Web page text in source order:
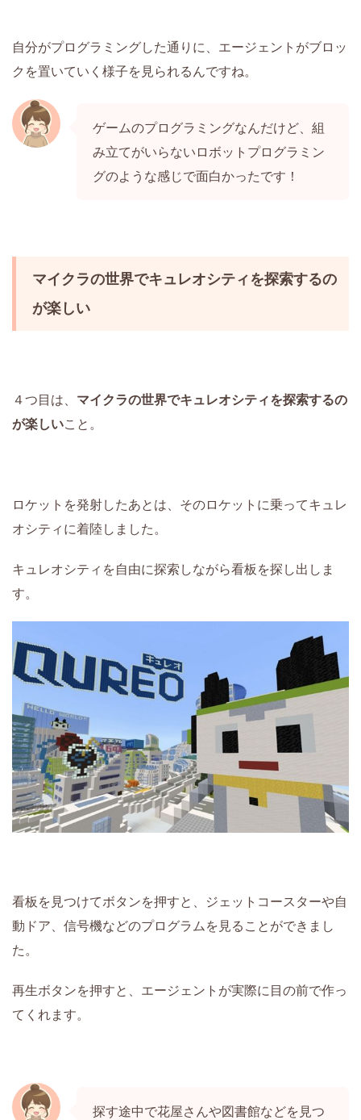
自分がプログラミングした通りに、エージェントがブロッ
クを置いていく様子を見られるんですね。
ゲームのプログラミングなんだけど、組
み立てがいらないロボットプログラミン
グのような感じで面白かったです！
マイクラの世界でキュレオシティを探索するの
が楽しい
４つ目は、 マイクラの世界でキュレオシティを探索するの
が楽しいこと。
ロケットを発射したあとは、そのロケットに乗ってキュレ
オシティに着陸しました。
キュレオシティを自由に探索しながら看板を探し出しま
す。
看板を見つけてボタンを押すと、ジェットコースターや自
動ドア、信号機などのプログラムを見ることができまし
た。
再生ボタンを押すと、エージェントが実際に目の前で作っ
てくれます。
探す途中で花屋さんや図書館などを見つ